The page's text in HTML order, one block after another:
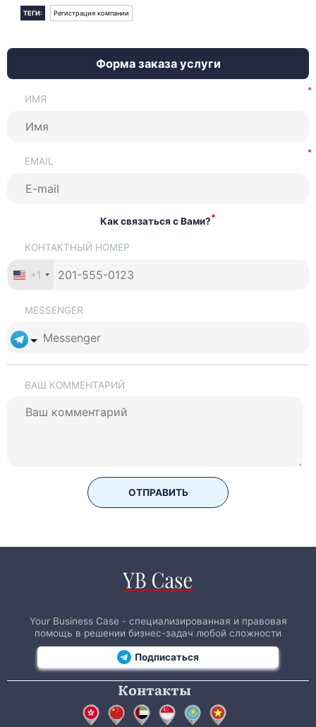
ТЕГИ: Регистрация компании
Форма заказа услуги
ИМЯ
EMAIL
Как связаться с Вами?*
КОНТАКТНЫЙ НОМЕР
+1
MESSENGER
ВАШ КОММЕНТАРИЙ
ОТПРАВИТЬ
Your Business Case - специализированная и правовая
помощь в решении бизнес-задач любой сложности
Подписаться
Контакты